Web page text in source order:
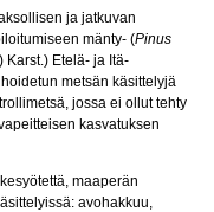
ja jatkuvan
mänty- (Pinus
Karst.) Etelä- ja Itä-
metsän käsittelyjä
jossa ei ollut tehty
kasvatuksen
maaperän
avohakkuu,